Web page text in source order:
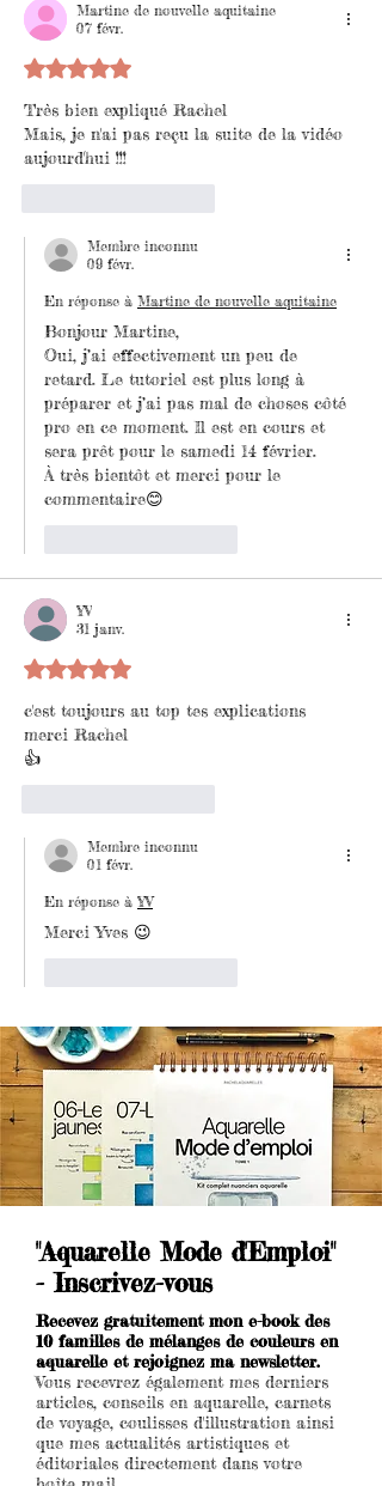
Martine de nouvelle aquitaine
07 févr.
Noté 5 étoiles sur 5.
Très bien expliqué Rachel
Mais, je n'ai pas reçu la suite de la vidéo
aujourd'hui !!!
Membre inconnu
09 févr.
En réponse à Martine de nouvelle aquitaine
Bonjour Martine,
Oui, j’ai effectivement un peu de
retard. Le tutoriel est plus long à
préparer et j’ai pas mal de choses côté
pro en ce moment. Il est en cours et
sera prêt pour le samedi 14 février.
À très bientôt et merci pour le
commentaire😊
YV
31 janv.
Noté 5 étoiles sur 5.
c'est toujours au top tes explications
merci Rachel
👍
Membre inconnu
01 févr.
En réponse à YV
Merci Yves 😉
"Aquarelle Mode d'Emploi"
- Inscrivez-vous
Recevez gratuitement mon e-book des
10 familles de mélanges de couleurs en
aquarelle et rejoignez ma newsletter.
Vous recevrez également mes derniers
articles, conseils en aquarelle, carnets
de voyage, coulisses d'illustration ainsi
que mes actualités artistiques et
éditoriales directement dans votre